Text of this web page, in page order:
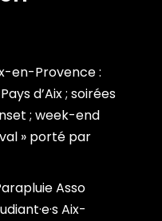
en-Provence :
d’Aix ; soirées
; week-end
» porté par
Asso
Aix-